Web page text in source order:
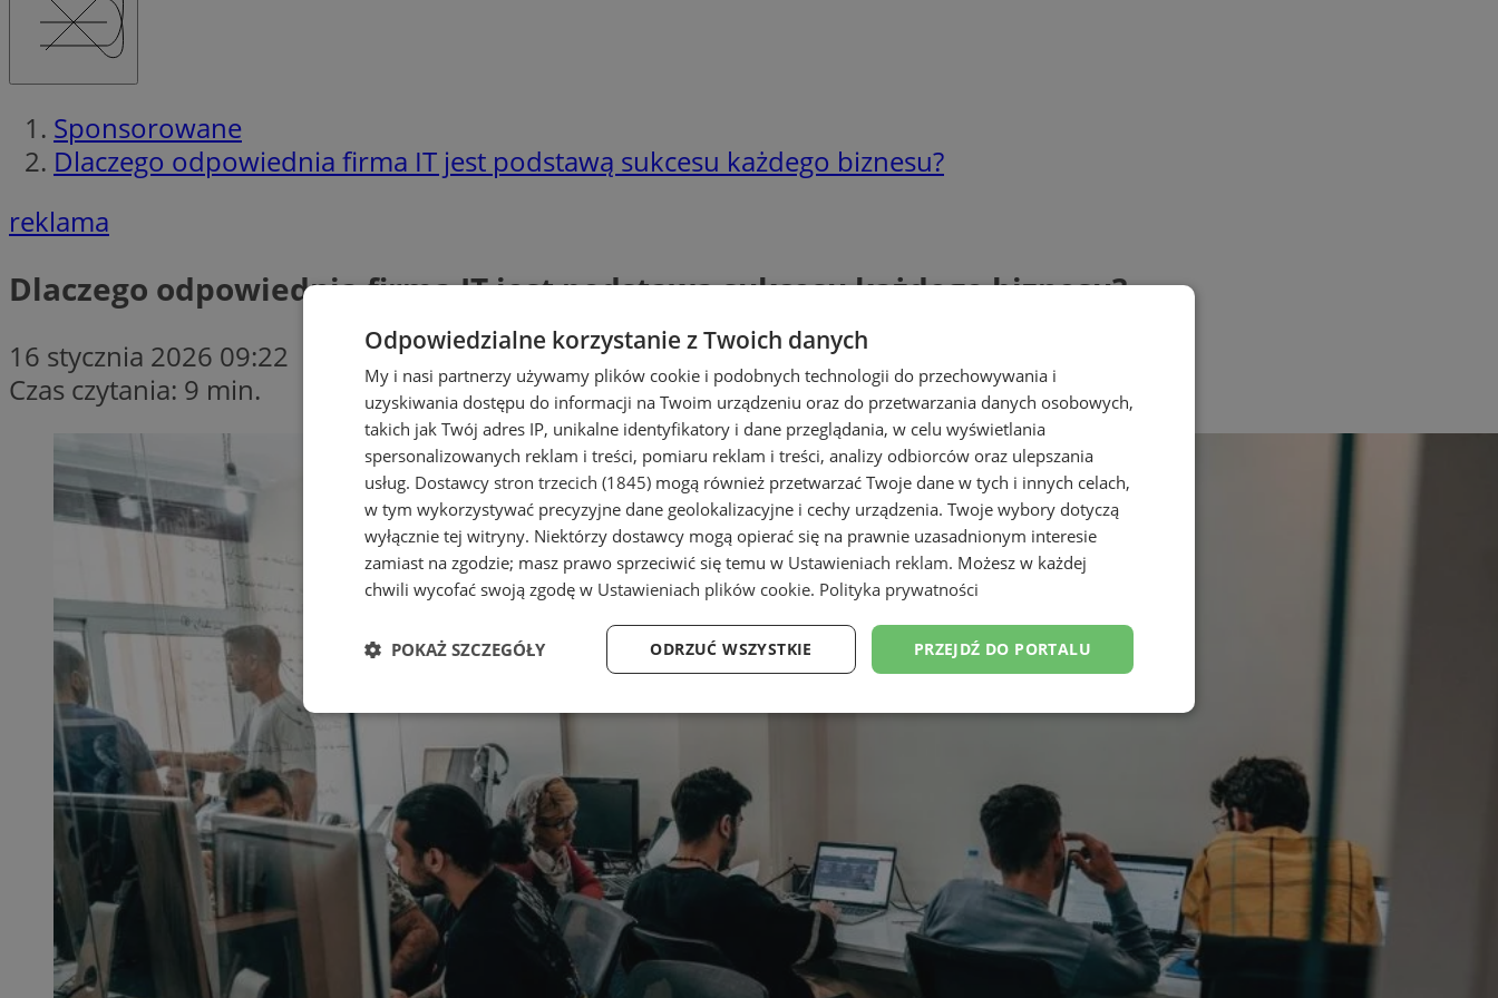
Sponsorowane
Dlaczego odpowiednia firma IT jest podstawą sukcesu każdego biznesu?
reklama
Dlaczego odpowiednia firma IT jest podstawą sukcesu każdego biznesu?
16 stycznia 2026 09:22
Czas czytania: 9 min.
Odpowiedzialne korzystanie z Twoich danych
My i nasi partnerzy używamy plików cookie i podobnych technologii do przechowywania i
uzyskiwania dostępu do informacji na Twoim urządzeniu oraz do przetwarzania danych osobowych,
takich jak Twój adres IP, unikalne identyfikatory i dane przeglądania, w celu wyświetlania
spersonalizowanych reklam i treści, pomiaru reklam i treści, analizy odbiorców oraz ulepszania
usług. Dostawcy stron trzecich (1845) mogą również przetwarzać Twoje dane w tych i innych celach,
w tym wykorzystywać precyzyjne dane geolokalizacyjne i cechy urządzenia. Twoje wybory dotyczą
wyłącznie tej witryny. Niektórzy dostawcy mogą opierać się na prawnie uzasadnionym interesie
zamiast na zgodzie; masz prawo sprzeciwić się temu w Ustawieniach reklam. Możesz w każdej
chwili wycofać swoją zgodę w Ustawieniach plików cookie. Polityka prywatności
PRZEJDŹ DO PORTALU
ODRZUĆ WSZYSTKIE
POKAŻ SZCZEGÓŁY
Niezbędne Wydajność Targetowanie Funkcjonalność Niesklasyfikowane
Niezbędne Wydajność Targetowanie Funkcjonalność Niesklasyfikowane
Niezbędne pliki cookie umożliwiają korzystanie z podstawowych funkcji strony internetowej, takich jak logowanie użytkownika i
zarządzanie kontem. Bez niezbędnych plików cookie nie można prawidłowo korzystać ze strony internetowej.
Nazwa Provider
przechowywania
Opis